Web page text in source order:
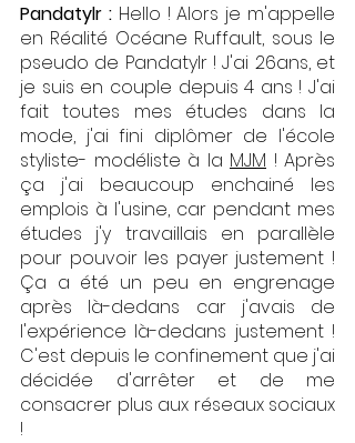
Pandatylr : Hello ! Alors je m'appelle
en Réalité Océane Ruffault, sous le
pseudo de Pandatylr ! J'ai 26ans, et
je suis en couple depuis 4 ans ! J'ai
fait toutes mes études dans la
mode, j'ai fini diplômer de l'école
styliste- modéliste à la MJM ! Après
ça j'ai beaucoup enchainé les
emplois à l'usine, car pendant mes
études j'y travaillais en parallèle
pour pouvoir les payer justement !
Ça a été un peu en engrenage
après là-dedans car j'avais de
l'expérience là-dedans justement !
C'est depuis le confinement que j'ai
décidée d'arrêter et de me
consacrer plus aux réseaux sociaux
!